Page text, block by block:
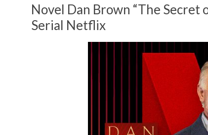
Novel Dan Brown “The Secret
Serial Netflix